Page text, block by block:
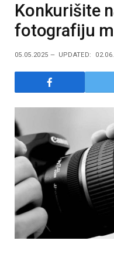
Konkurišite
fotografiju
05.05.2025 UPDATED: